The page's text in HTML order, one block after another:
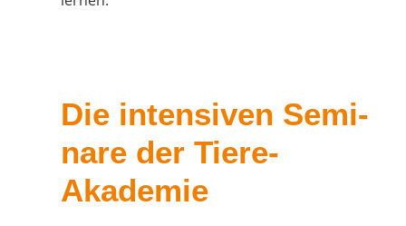
Die inten­si­ven Semi­
na­re der Tiere-
Akademie